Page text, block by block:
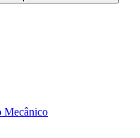
Mecânico